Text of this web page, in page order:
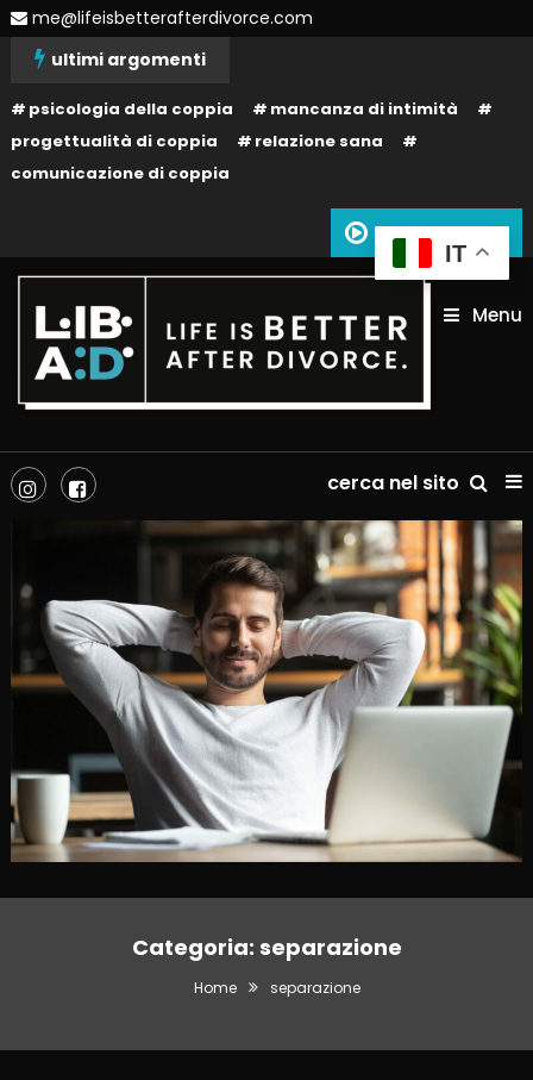
Skipme@lifeisbetterafterdivorce.com
ultimi argomenti
psicologia della coppia
mancanza di intimità
progettualità di coppia
relazione sana
comunicazione di coppia
Siamo in onda
Life is better after divorce –
LIBAD
Menu
cerca nel sito
Categoria: separazione
Home separazione
IT